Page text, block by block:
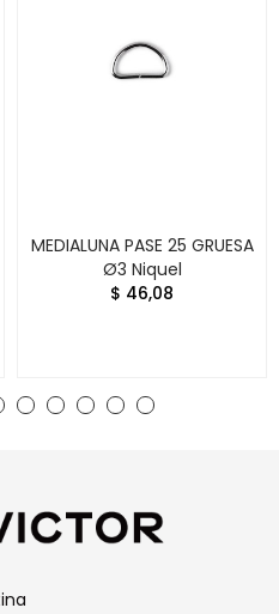
MEDIALUNA PASE 25 GRUESA
Ø3 Niquel
$ 46,08